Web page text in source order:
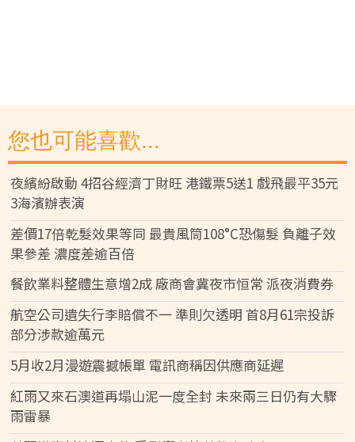
您也可能喜歡...
夜繽紛啟動 4招谷經濟丁財旺 港鐵票5送1 戲飛最平35元
3海濱辦表演
差價17倍乾髮效果等同 最貴風筒108°C恐傷髮 負離子效
果參差 濃度差逾百倍
餐飲業料整體生意增2成 廠商會冀夜市恒常 派夜消費券
航空公司遺失行李賠償不一 準則欠透明 首8月61宗投訴
部分涉款逾萬元
5月收2月漫遊震撼帳單 電訊商稱因供應商延遲
紅雨又來石澳道再塌山泥一度全封 未來兩三日仍有大驟
雨雷暴